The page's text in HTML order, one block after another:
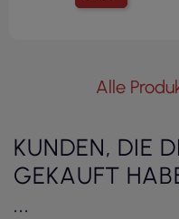
Alle
KUNDEN, DIE
GEKAUFT
...